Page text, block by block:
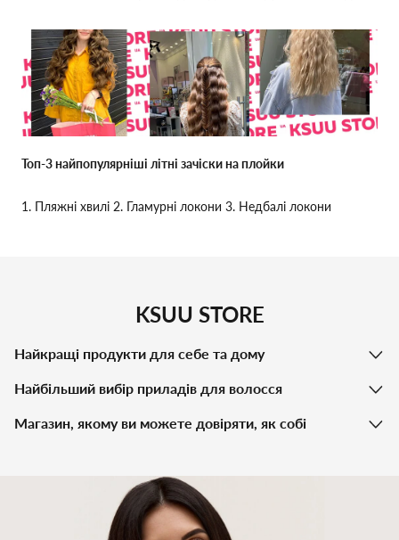
Топ-3 найпопулярніші літні зачіски на плойки
1. Пляжні хвилі 2. Гламурні локони 3. Недбалі локони
KSUU STORE
Найкращі продукти для себе та дому
Найбільший вибір приладів для волосся
Магазин, якому ви можете довіряти, як собі